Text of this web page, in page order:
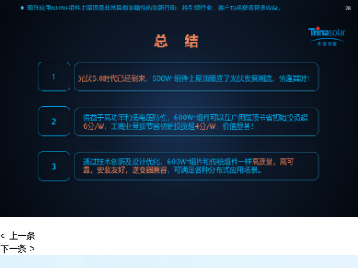
< 上一条
下一条 >